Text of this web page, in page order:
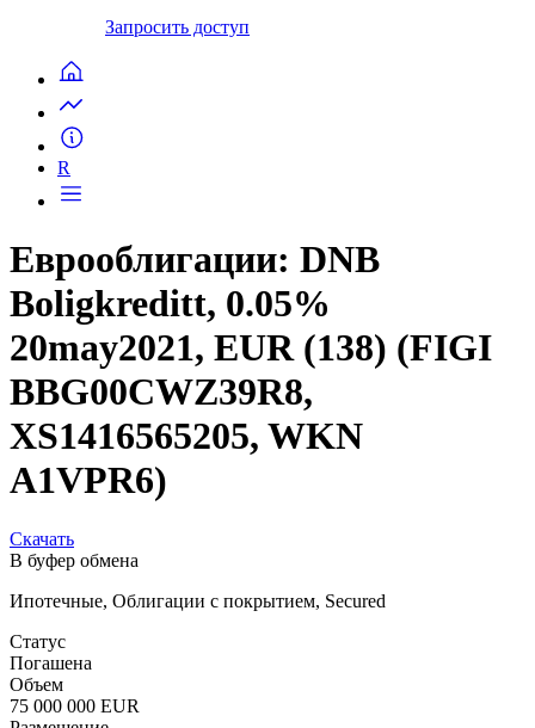
Запросить доступ
R
Еврооблигации: DNB
Boligkreditt, 0.05%
20may2021, EUR (138) (FIGI
BBG00CWZ39R8,
XS1416565205, WKN
A1VPR6)
Скачать
В буфер обмена
Ипотечные, Облигации с покрытием, Secured
Статус
Погашена
Объем
75 000 000 EUR